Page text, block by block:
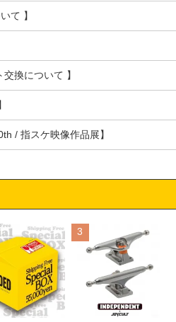
て 】
換について 】
/ 指スケ映像作品展】
3